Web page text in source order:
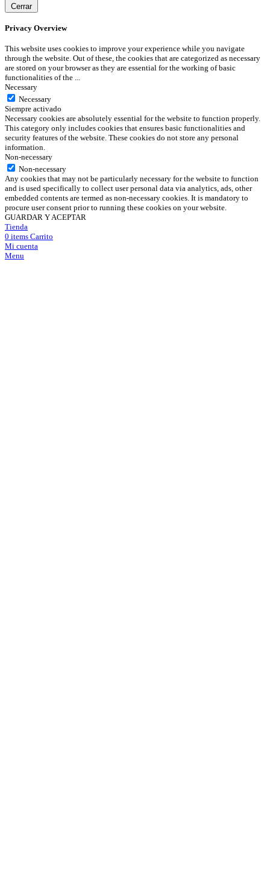
Cerrar
Privacy Overview
This website uses cookies to improve your experience while you navigate
through the website. Out of these, the cookies that are categorized as necessary
are stored on your browser as they are essential for the working of basic
functionalities of the
Necessary
Necessary
Siempre activado
Necessary cookies are absolutely essential for the website to function properly.
This category only includes cookies that ensures basic functionalities and
security features of the website. These cookies do not store any personal
information.
Non-necessary
Non-necessary
Any cookies that may not be particularly necessary for the website to function
and is used specifically to collect user personal data via analytics, ads, other
embedded contents are termed as non-necessary cookies. It is mandatory to
procure user consent prior to running these cookies on your website.
GUARDAR Y ACEPTAR
Tienda
0 items Carrito
Mi cuenta
Menu